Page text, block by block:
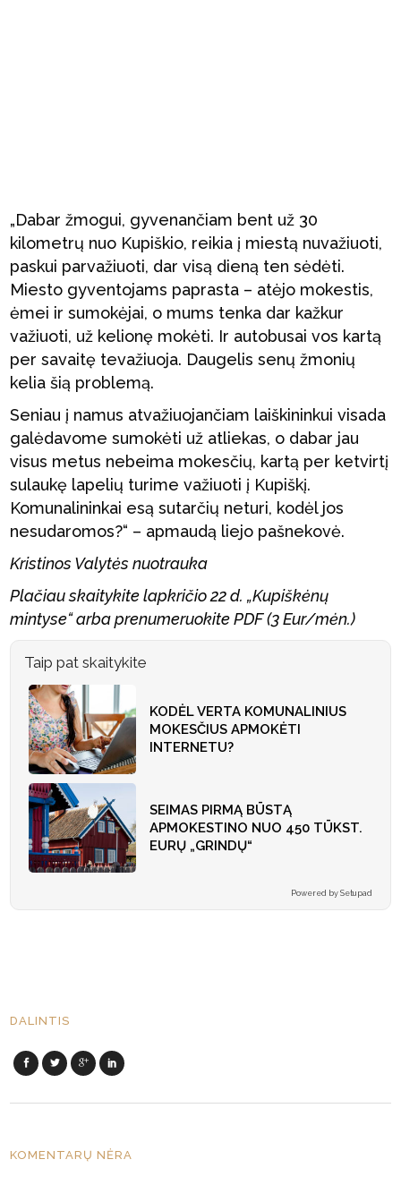
„Dabar žmogui, gyvenančiam bent už 30
kilometrų nuo Kupiškio, reikia į miestą nuvažiuoti,
paskui parvažiuoti, dar visą dieną ten sėdėti.
Miesto gyventojams paprasta – atėjo mokestis,
ėmei ir sumokėjai, o mums tenka dar kažkur
važiuoti, už kelionę mokėti. Ir autobusai vos kartą
per savaitę tevažiuoja. Daugelis senų žmonių
kelia šią problemą.
Seniau į namus atvažiuojančiam laiškininkui visada
galėdavome sumokėti už atliekas, o dabar jau
visus metus nebeima mokesčių, kartą per ketvirtį
sulaukę lapelių turime važiuoti į Kupiškį.
Komunalininkai esą sutarčių neturi, kodėl jos
nesudaromos?“ – apmaudą liejo pašnekovė.
Kristinos Valytės nuotrauka
Plačiau skaitykite lapkričio 22 d. „Kupiškėnų
mintyse“arba prenumeruokite PDF (3 Eur/mėn.)
Taip pat skaitykite
KODĖL VERTA KOMUNALINIUS
MOKESČIUS APMOKĖTI
INTERNETU?
SEIMAS PIRMĄ BŪSTĄ
APMOKESTINO NUO 450 TŪKST.
EURŲ „GRINDŲ“
Powered by Setupad
DALINTIS
KOMENTARŲ NĖRA